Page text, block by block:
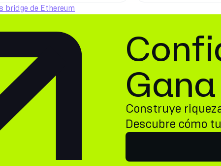
bridge de Ethereum
Construye
Descubre cómo